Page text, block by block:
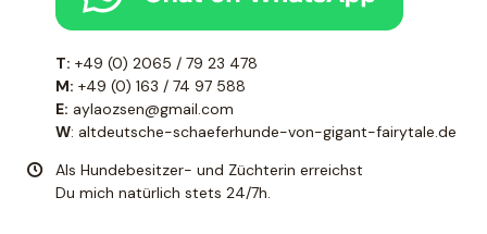
T: +49 (0) 2065 / 79 23 478
M: +49 (0) 163 / 74 97 588
E: aylaozsen@gmail.com
W: altdeutsche-schaeferhunde-von-gigant-fairytale.de
Als Hundebesitzer- und Züchterin erreichst
Du mich natürlich stets 24/7h.